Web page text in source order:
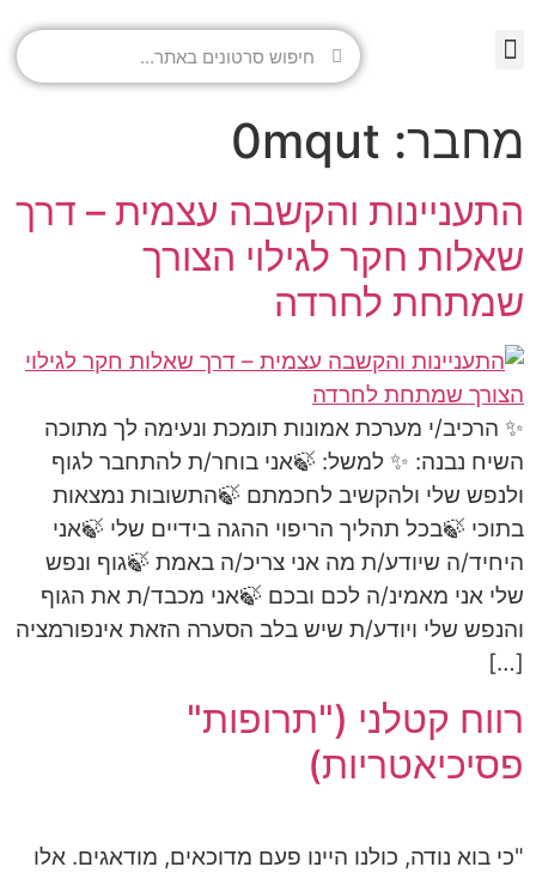
מחבר: 0mqut
התעניינות והקשבה עצמית – דרך
שאלות חקר לגילוי הצורך
שמתחת לחרדה
✨ הרכיב/י מערכת אמונות תומכת ונעימה לך מתוכה
השיח נבנה: ✨ למשל: 🍃אני בוחר/ת להתחבר לגוף
ולנפש שלי ולהקשיב לחכמתם 🍃התשובות נמצאות
בתוכי 🍃בכל תהליך הריפוי ההגה בידיים שלי 🍃אני
היחיד/ה שיודע/ת מה אני צריכ/ה באמת 🍃גוף ונפש
שלי אני מאמינ/ה לכם ובכם 🍃אני מכבד/ת את הגוף
והנפש שלי ויודע/ת שיש בלב הסערה הזאת אינפורמציה
[…]
רווח קטלני ("תרופות"
פסיכיאטריות)
"כי בוא נודה, כולנו היינו פעם מדוכאים, מודאגים. אלו